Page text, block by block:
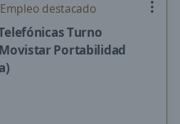
Empleo destacado
Turno
Portabilidad